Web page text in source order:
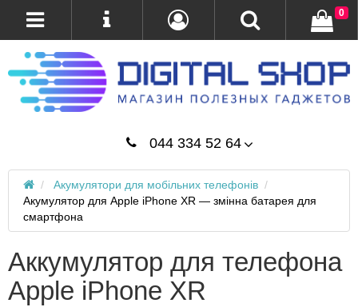
044 334 52 64
0
Акумулятори для мобільних телефонів
Акумулятор для Apple iPhone XR — змінна батарея для
смартфона
Аккумулятор для телефона
Apple iPhone XR